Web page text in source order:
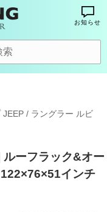
お知らせ
JEEP / ラングラー ルビ
ーフラック&オー
インチ